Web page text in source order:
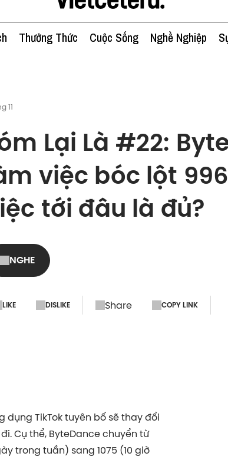
Thưởng Thức Cuộc Sống Nghề Nghiệp
11
Lại Là #22:
việc bóc lột
tới đâu là đủ?
NGHE
LIKE DISLIKE Share COPY LINK
dụng TikTok tuyên bố sẽ thay đổi
Cụ thể, ByteDance chuyển từ
trong tuần) sang 1075 (10 giờ